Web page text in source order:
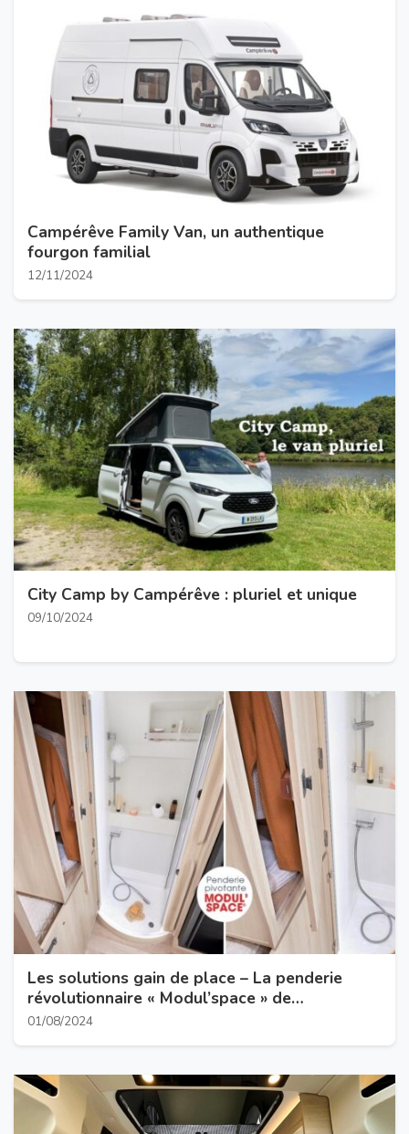
Campérêve Family Van, un authentique
fourgon familial
12/11/2024
09/10/2024
Les solutions gain de place – La penderie
révolutionnaire « Modul’space » de
Campérêve
01/08/2024